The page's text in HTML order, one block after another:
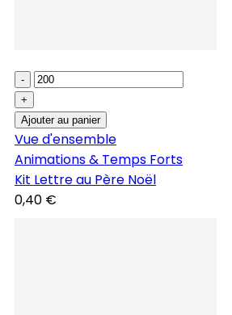
-
+
Ajouter au panier
Vue d'ensemble
Animations & Temps Forts
Kit Lettre au Père Noël
0,40 €